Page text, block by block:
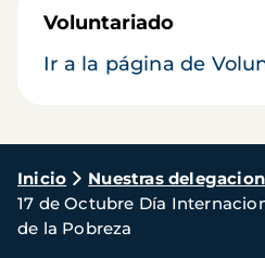
Voluntariado
Ir a la página de
Ruta
de
navegación
Inicio Nuestras
17 de Octubre Día
de la Pobreza